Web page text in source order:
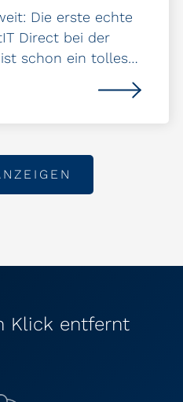
Die erste echte
Direct bei der
ist schon ein tolles…
Klick entfernt